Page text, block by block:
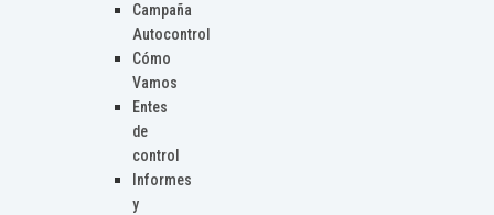
Campaña
Autocontrol
Cómo
Vamos
Entes
de
control
Informes
y